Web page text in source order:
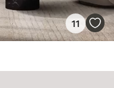
11